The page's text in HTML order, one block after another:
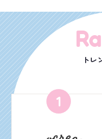
トレ
1